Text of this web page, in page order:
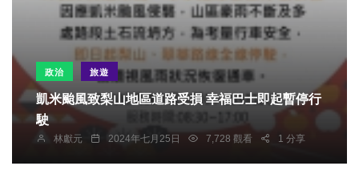
政治 旅遊
凱米颱風致梨山地區道路受損 幸福巴士即起暫停行
駛
林獻元 2024年七月25日 7,728 觀看 1 分享